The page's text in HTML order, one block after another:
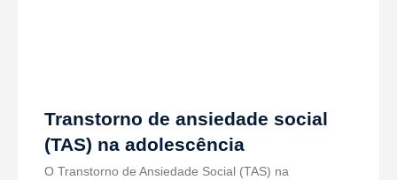
Transtorno de ansiedade social
(TAS) na adolescência
O Transtorno de Ansiedade Social (TAS) na